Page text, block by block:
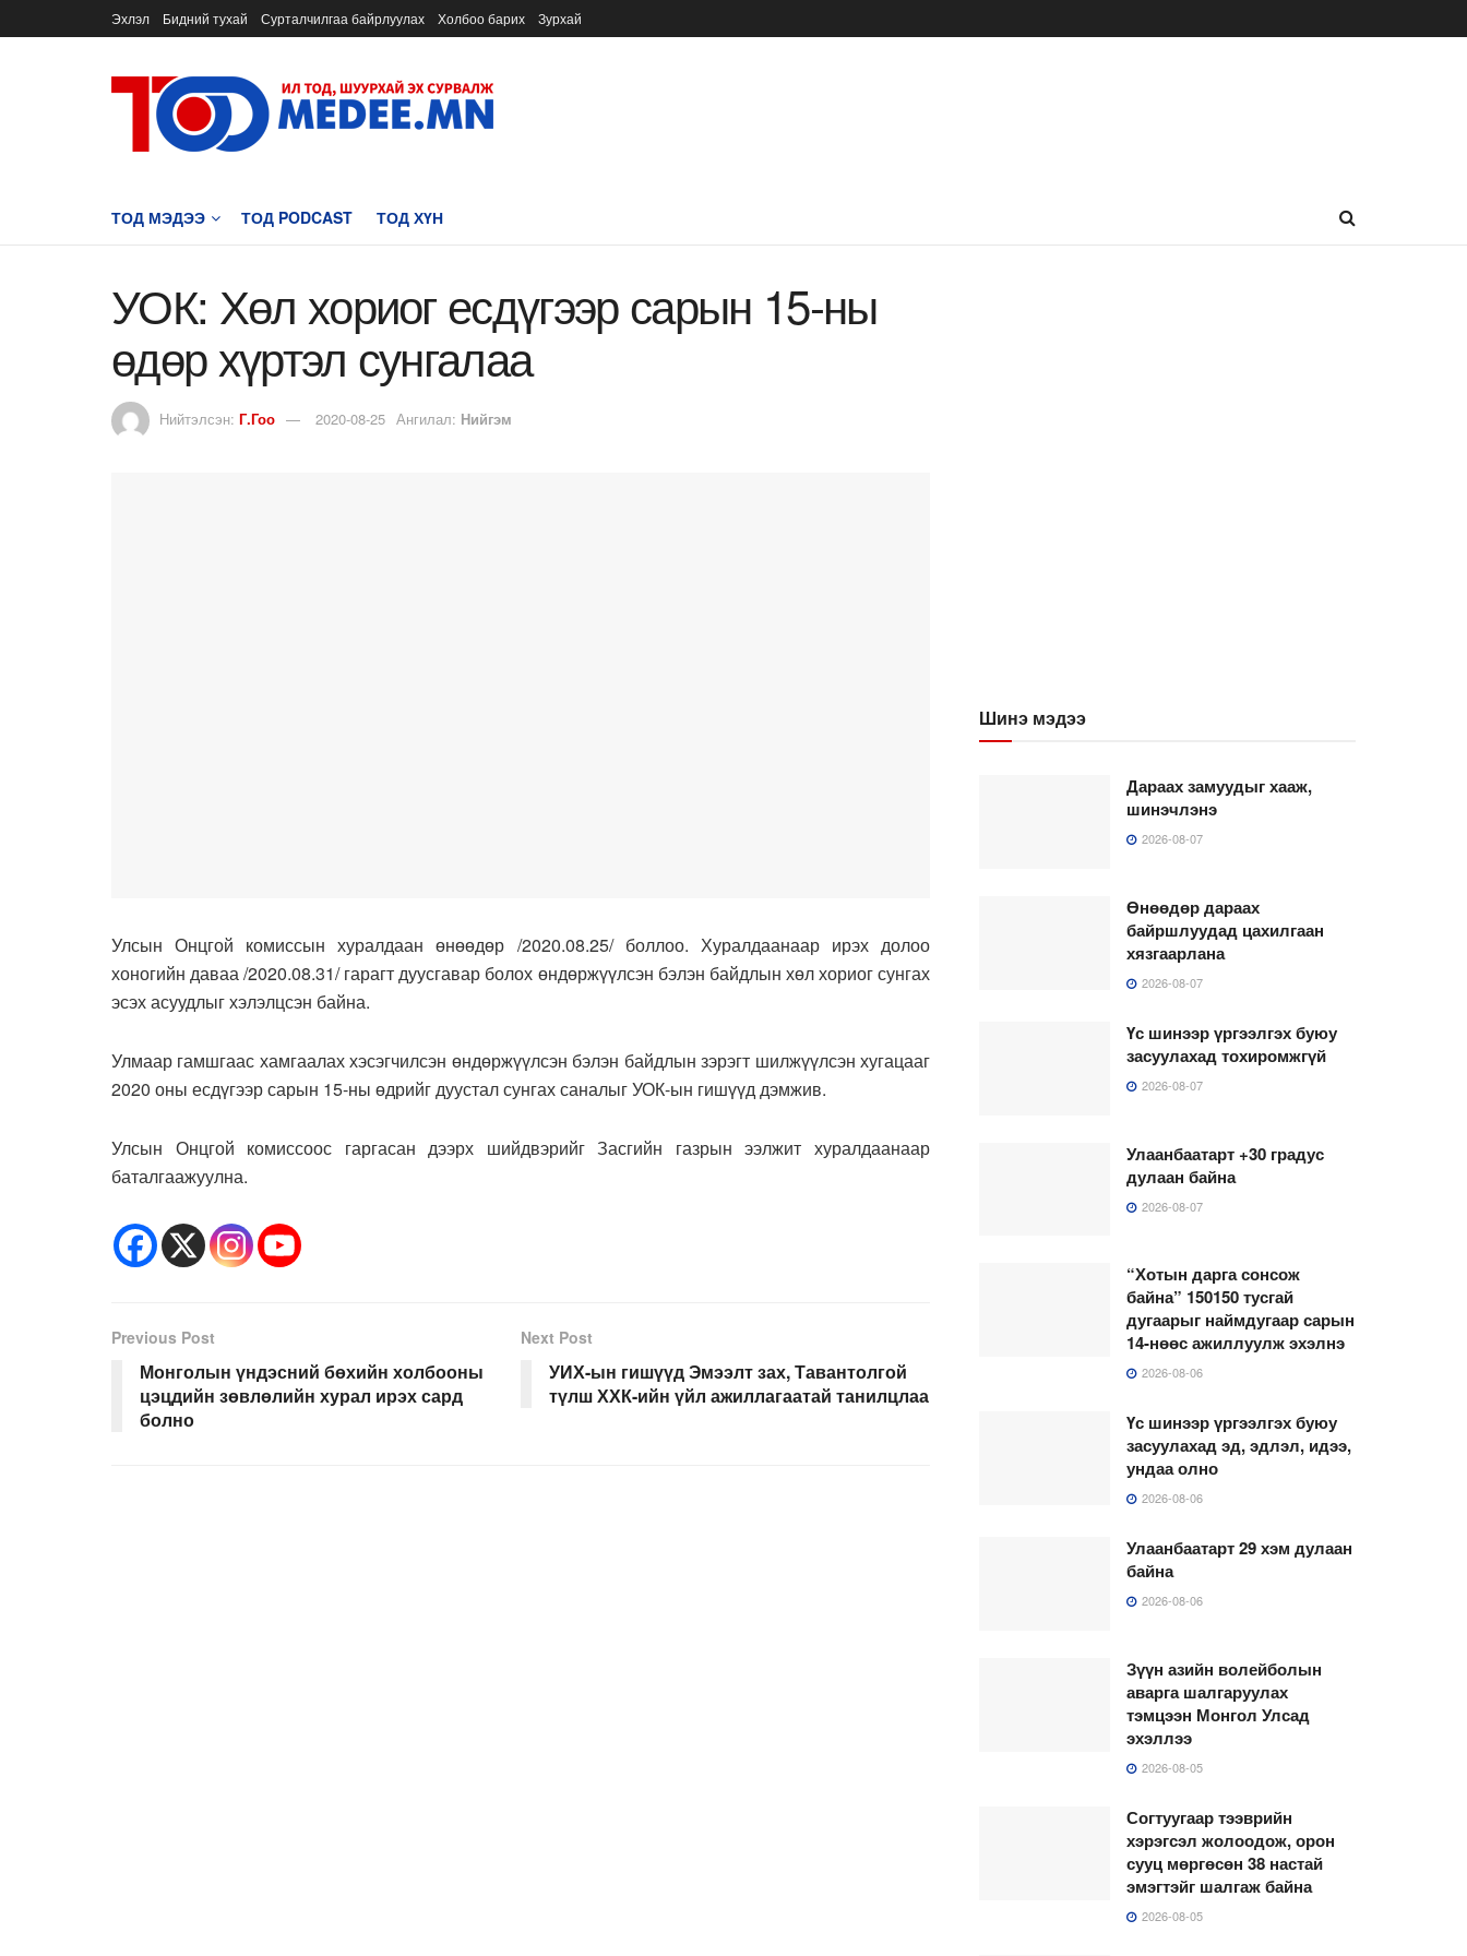
Эхлэл Бидний тухай Сурталчилгаа байрлуулах Холбоо барих Зурхай
ТОД МЭДЭЭ ТОД PODCAST ТОД ХҮН
УОК: Хөл хориог есдүгээр сарын 15-ны
өдөр хүртэл сунгалаа
Нийтэлсэн: Г.Гоо 2020-08-25 Ангилал: Нийгэм
Улсын Онцгой комиссын хуралдаан өнөөдөр /2020.08.25/ боллоо. Хуралдаанаар ирэх долоо
хоногийн даваа /2020.08.31/ гарагт дуусгавар болох өндөржүүлсэн бэлэн байдлын хөл хориог сунгах
эсэх асуудлыг хэлэлцсэн байна.
Улмаар гамшгаас хамгаалах хэсэгчилсэн өндөржүүлсэн бэлэн байдлын зэрэгт шилжүүлсэн хугацааг
2020 оны есдүгээр сарын 15-ны өдрийг дуустал сунгах саналыг УОК-ын гишүүд дэмжив.
Улсын Онцгой комиссоос гаргасан дээрх шийдвэрийг Засгийн газрын ээлжит хуралдаанаар
баталгаажуулна.
Previous Post
Монголын үндэсний бөхийн холбооны
цэцдийн зөвлөлийн хурал ирэх сард
болно
Next Post
УИХ-ын гишүүд Эмээлт зах, Тавантолгой
түлш ХХК-ийн үйл ажиллагаатай танилцлаа
Шинэ мэдээ
Дараах замуудыг хааж,
шинэчлэнэ
2026-08-07
Өнөөдөр дараах
байршлуудад цахилгаан
хязгаарлана
2026-08-07
Үс шинээр үргээлгэх буюу
засуулахад тохиромжгүй
2026-08-07
Улаанбаатарт +30 градус
дулаан байна
2026-08-07
“Хотын дарга сонсож
байна” 150150 тусгай
дугаарыг наймдугаар сарын
14-нөөс ажиллуулж эхэлнэ
2026-08-06
Үс шинээр үргээлгэх буюу
засуулахад эд, эдлэл, идээ,
ундаа олно
2026-08-06
Улаанбаатарт 29 хэм дулаан
байна
2026-08-06
Зүүн азийн волейболын
аварга шалгаруулах
тэмцээн Монгол Улсад
эхэллээ
2026-08-05
Согтуугаар тээврийн
хэрэгсэл жолоодож, орон
сууц мөргөсөн 38 настай
эмэгтэйг шалгаж байна
2026-08-05